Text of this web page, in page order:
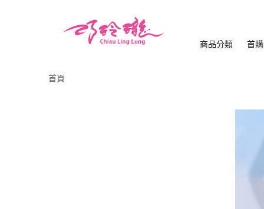
商品分類 首
首頁